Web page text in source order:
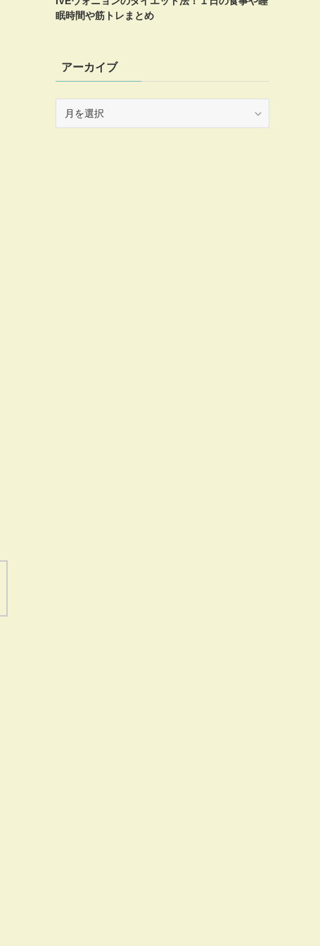
眠時間や筋トレまとめ
アーカイブ